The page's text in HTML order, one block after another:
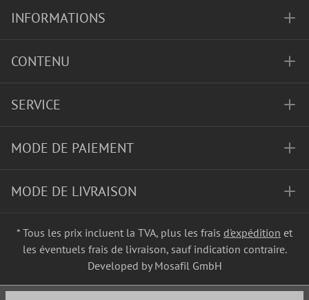
INFORMATIONS
CONTENU
SERVICE
MODE DE PAIEMENT
MODE DE LIVRAISON
* Tous les prix incluent la TVA, plus les frais d'expédition et
les éventuels frais de livraison, sauf indication contraire.
Developed by Mosafil GmbH